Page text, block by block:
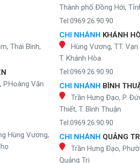
Thái Bình,
Văn
Hùng Vương,
Thành phố Đồng Hới,
Tel:0969.26.90.90
CHI NHÁNH KHÁNH
Hùng Vương, TT. Vạn
T. Khánh Hòa
Tel:0969.26.90.90
CHI NHÁNH BÌNH
Trần Hưng Đạo, P.
Thiết, T. Bình Thuận
Tel:0969.26.90.90
CHI NHÁNH QUẢNG
Trần Hưng Đạo,
Quảng Trị